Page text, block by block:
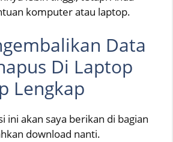
komputer atau laptop.
Data
Di Laptop
Lengkap
ini akan saya berikan di bagian
download nanti.